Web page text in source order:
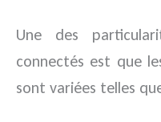
Une des
connectés est que
sont variées telles